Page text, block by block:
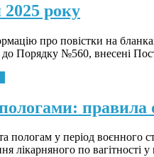
року
про повістки на
до Порядку №560, внесені
пологам у період
лікарняного по вагітності у